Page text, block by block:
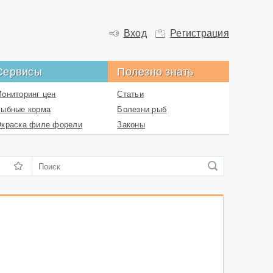
Вход Регистрация
Полезно знать
цен
корма
филе форели
Статьи
Болезни рыб
Законы
Комментарии